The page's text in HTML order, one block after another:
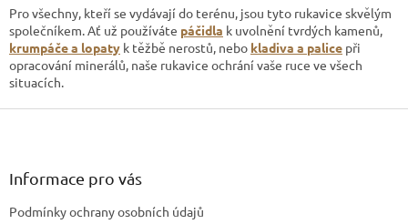
i
s
u
Pro všechny, kteří se vydávají do terénu, jsou tyto rukavice skvělým
společníkem. Ať už používáte páčidla k uvolnění tvrdých kamenů,
krumpáče a lopaty k těžbě nerostů, nebo kladiva a palice při
opracování minerálů, naše rukavice ochrání vaše ruce ve všech
situacích.
Z
Informace pro vás
Podmínky ochrany osobních údajů